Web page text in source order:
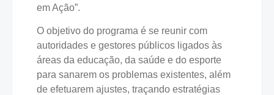
em Ação”.
O objetivo do programa é se reunir com
autoridades e gestores públicos ligados às
áreas da educação, da saúde e do esporte
para sanarem os problemas existentes, além
de efetuarem ajustes, traçando estratégias